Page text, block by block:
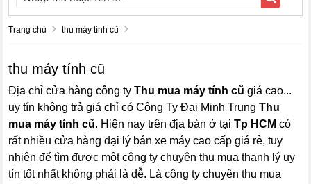
Trang chủ thu máy tính cũ
thu máy tính cũ
Địa chỉ cửa hàng công tyThu mua máy tính cũ giá cao...
uy tín không trả giá chỉ có Công Ty Đại Minh TrungThu
mua máy tính cũ. Hiện nay trên địa bàn ở tạiTp HCM có
rất nhiều cửa hàng đại lý bán xe máy cao cấp giá rẻ, tuy
nhiên để tìm được một công ty chuyên thu mua thanh lý uy
tín tốt nhất không phải là dễ. Là công ty chuyên thu mua